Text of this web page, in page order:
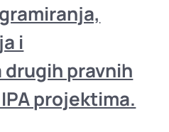
i
pravnih
projektima.